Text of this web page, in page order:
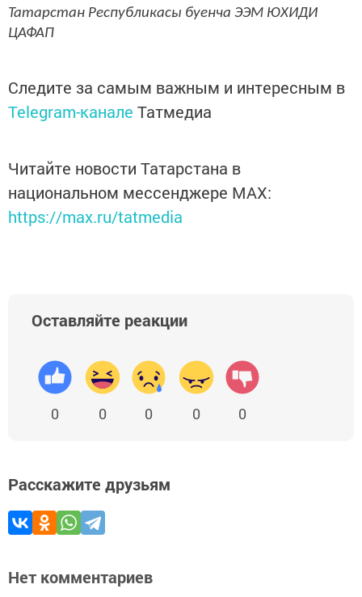
Татарстан Республикасы буенча ЭЭМ ЮХИДИ
ЦАФАП
Следите за самым важным и интересным в
Telegram-канале Татмедиа
Читайте новости Татарстана в
национальном мессенджере MАХ:
https://max.ru/tatmedia
Оставляйте реакции
0 0 0 0 0
Расскажите друзьям
Нет комментариев